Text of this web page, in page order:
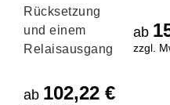
Rücksetzung
und einem
Relaisausgang
ab 102,22 €
ab
zzgl.